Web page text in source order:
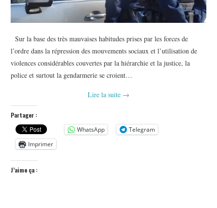
Sur la base des très mauvaises habitudes prises par les forces de
l’ordre dans la répression des mouvements sociaux et l’utilisation de
violences considérables couvertes par la hiérarchie et la justice, la
police et surtout la gendarmerie se croient…
Lire la suite →
Partager :
WhatsApp
Telegram
Imprimer
J’aime ça :